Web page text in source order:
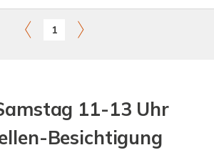
1
11-13 Uhr
Besichtigung